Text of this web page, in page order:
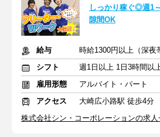
しっかり稼ぐ◎週1
隙間OK
給与
シフト
雇用形態
アルバイト・パート
アクセス
大崎広小路駅 徒歩4分
株式会社シン・コーポレーションの求人